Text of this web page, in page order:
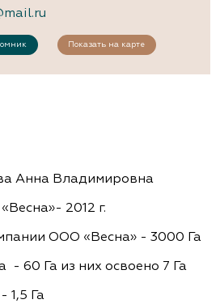
Показать на карте
Анна Владимировна
2012 г.
ООО «Весна» - 3000 Га
60 Га из них освоено 7 Га
1,5 Га